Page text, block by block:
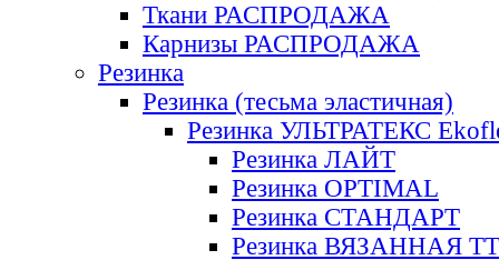
Ткани РАСПРОДАЖА
Карнизы РАСПРОДАЖА
Резинка
Резинка (тесьма эластичная)
Резинка УЛЬТРАТЕКС
Резинка ЛАЙТ
Резинка OPTIMAL
Резинка СТАНДАРТ
Резинка ВЯЗАННАЯ ТТ